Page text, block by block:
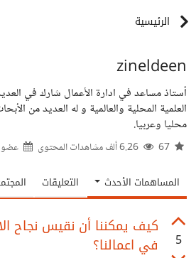
الرئيسية
zineldeen
أستاذ مساعد في ادارة الأعمال شارك في
العلمية المحلية والعالمية و له العديد من
محليا وعربيا.
عضو
المساهمات الأحدث التعليقات
5
كيف يمكننا أن نقيس نجاح
في اعمالنا؟